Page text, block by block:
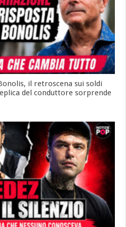
il retroscena sui soldi
del conduttore sorprende